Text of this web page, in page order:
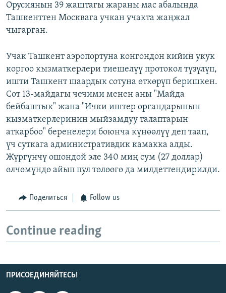
Орусиянын 39 жаштагы жараны мас абалында
Ташкенттен Москвага учкан учакта жаңжал
чыгарган.
Учак Ташкент аэропортуна конгондон кийин укук
коргоо кызматкерлери тиешелүү протокол түзүлүп,
ишти Ташкент шаардык сотуна өткөрүп беришкен.
Сот 13-майдагы чечими менен аны "Майда
бейбаштык" жана "Ички иштер органдарынын
кызматкерлеринин мыйзамдуу талаптарын
аткарбоо" беренелери боюнча күнөөлүү деп таап,
үч суткага административдик камакка алды.
Жүргүнчү ошондой эле 340 миң сум (27 доллар)
өлчөмүндө айып пул төлөөгө да милдеттендирилди.
Поделиться Follow us
Continue reading
ПРИСОЕДИНЯЙТЕСЬ!